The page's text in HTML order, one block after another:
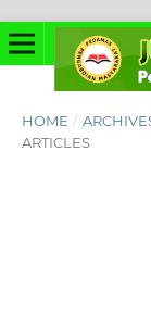
HOME /
ARTICLES